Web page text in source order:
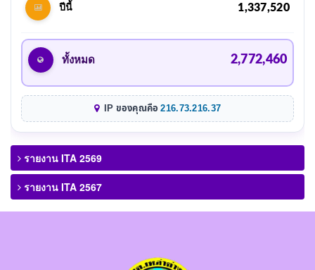
ปีนี้ 1,337,520
ทั้งหมด 2,772,460
IP ของคุณคือ216.73.216.37
รายงาน ITA 2569
รายงาน ITA 2567